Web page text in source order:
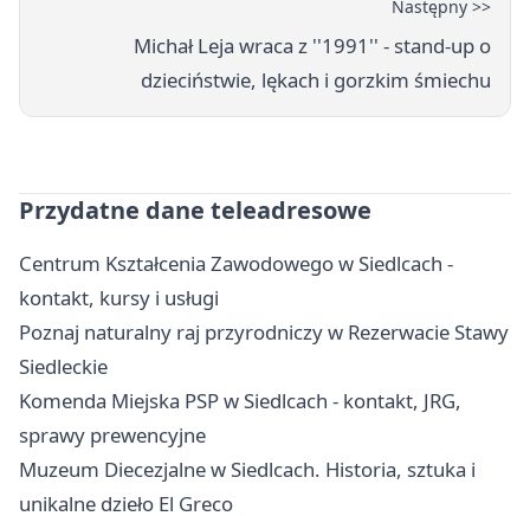
Następny >>
Michał Leja wraca z ''1991'' - stand-up o
dzieciństwie, lękach i gorzkim śmiechu
Przydatne dane teleadresowe
Centrum Kształcenia Zawodowego w Siedlcach -
kontakt, kursy i usługi
Poznaj naturalny raj przyrodniczy w Rezerwacie Stawy
Siedleckie
Komenda Miejska PSP w Siedlcach - kontakt, JRG,
sprawy prewencyjne
Muzeum Diecezjalne w Siedlcach. Historia, sztuka i
unikalne dzieło El Greco